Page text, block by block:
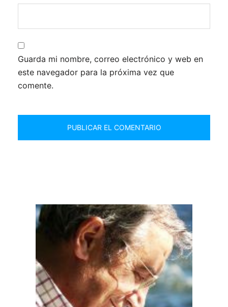
Guarda mi nombre, correo electrónico y web en
este navegador para la próxima vez que
comente.